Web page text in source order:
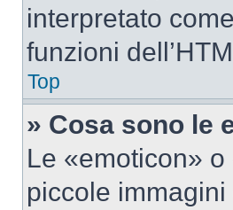
interpretato
funzioni
Top
» Cosa sono le
Le «emoticon»
piccole